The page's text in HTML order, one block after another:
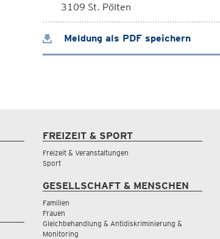
3109 St. Pölten
Meldung als PDF speichern
FREIZEIT & SPORT
Freizeit & Veranstaltungen
Sport
GESELLSCHAFT & MENSCHEN
Familien
Frauen
Gleichbehandlung & Antidiskriminierung &
Monitoring